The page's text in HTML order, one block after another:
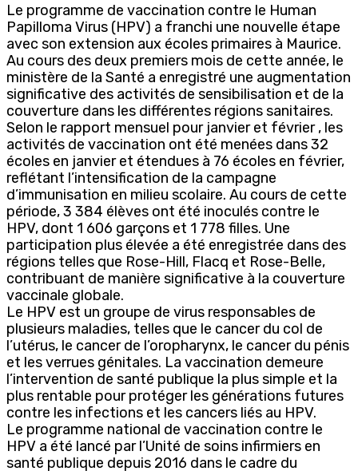
Le programme de vaccination contre le Human
Papilloma Virus (HPV) a franchi une nouvelle étape
avec son extension aux écoles primaires à Maurice.
Au cours des deux premiers mois de cette année, le
ministère de la Santé a enregistré une augmentation
significative des activités de sensibilisation et de la
couverture dans les différentes régions sanitaires.
Selon le rapport mensuel pour janvier et février , les
activités de vaccination ont été menées dans 32
écoles en janvier et étendues à 76 écoles en février,
reflétant l’intensification de la campagne
d’immunisation en milieu scolaire. Au cours de cette
période, 3 384 élèves ont été inoculés contre le
HPV, dont 1 606 garçons et 1 778 filles. Une
participation plus élevée a été enregistrée dans des
régions telles que Rose-Hill, Flacq et Rose-Belle,
contribuant de manière significative à la couverture
vaccinale globale.
Le HPV est un groupe de virus responsables de
plusieurs maladies, telles que le cancer du col de
l’utérus, le cancer de l’oropharynx, le cancer du pénis
et les verrues génitales. La vaccination demeure
l’intervention de santé publique la plus simple et la
plus rentable pour protéger les générations futures
contre les infections et les cancers liés au HPV.
Le programme national de vaccination contre le
HPV a été lancé par l’Unité de soins infirmiers en
santé publique depuis 2016 dans le cadre du